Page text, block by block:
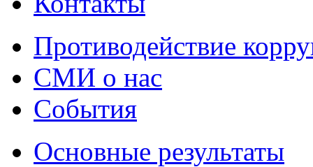
Противодействие
СМИ о нас
События
Основные результаты